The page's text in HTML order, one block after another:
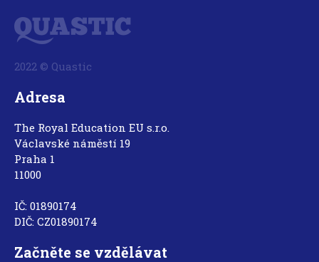
2022 © Quastic
Adresa
The Royal Education EU s.r.o.
Václavské náměstí 19
Praha 1
11000
IČ: 01890174
DIČ: CZ01890174
Začněte se vzdělávat